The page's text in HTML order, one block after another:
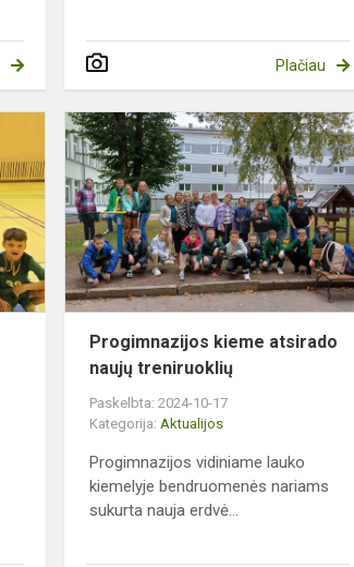
Plačiau
Gera
žinia
Progimnazijos kieme atsirado
naujų treniruoklių
Paskelbta: 2024-10-17
Kategorija:Aktualijos
Progimnazijos vidiniame lauko
kiemelyje bendruomenės nariams
sukurta nauja erdvė...